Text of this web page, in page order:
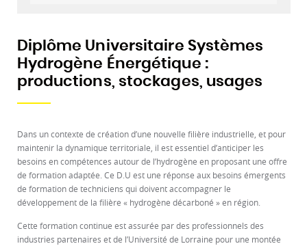
Diplôme Universitaire Systèmes
Hydrogène Énergétique :
productions, stockages, usages
Dans un contexte de création d’une nouvelle filière industrielle, et pour
maintenir la dynamique territoriale, il est essentiel d’anticiper les
besoins en compétences autour de l’hydrogène en proposant une offre
de formation adaptée. Ce D.U est une réponse aux besoins émergents
de formation de techniciens qui doivent accompagner le
développement de la filière « hydrogène décarboné » en région.
Cette formation continue est assurée par des professionnels des
industries partenaires et de l’Université de Lorraine pour une montée